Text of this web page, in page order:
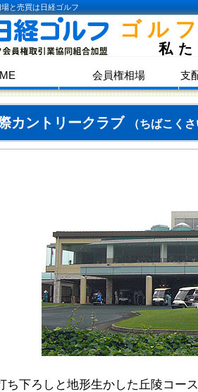
と売買は日経ゴルフ
ゴル
私
会員権相場 支
カントリークラブ （ちばこく
ち下ろしと地形生かした丘陵コー